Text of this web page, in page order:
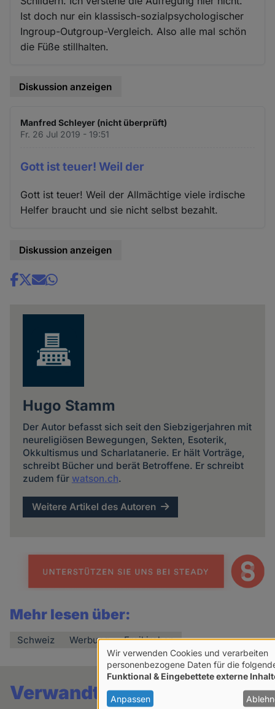
Ist doch nur ein klassisch-sozialpsychologischer
Ingroup-Outgroup-Vergleich. Also alle mal schön
die Füße stillhalten.
Diskussion anzeigen
Manfred Schleyer (nicht überprüft)
Fr. 26 Jul 2019 - 19:51
Gott ist teuer! Weil der
Gott ist teuer! Weil der Allmächtige viele irdische
Helfer braucht und sie nicht selbst bezahlt.
Diskussion anzeigen
Share
Hugo Stamm
Der Autor befasst sich seit den Siebzigerjahren mit
neureligiösen Bewegungen, Sekten, Esoterik,
Okkultismus und Scharlatanerie. Er hält Vorträge,
schreibt Bücher und berät Betroffene. Er schreibt
zudem für watson.ch.
Weitere Artikel des Autoren
Mehr lesen über:
Schweiz Werbung Freikirchen
Verwandte Artikel
Verwendung
von
personenbezogenen
Wir verwenden Cookies und verarbeiten
personenbezogene Daten für die
Funktional & Eingebettete externe
Anpassen